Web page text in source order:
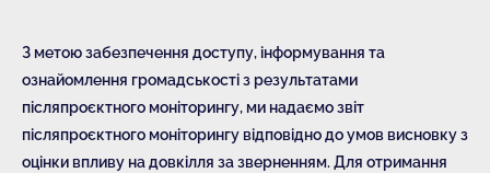
З метою забезпечення доступу, інформування та
ознайомлення громадськості з результатами
післяпроєктного моніторингу, ми надаємо звіт
післяпроєктного моніторингу відповідно до умов висновку з
оцінки впливу на довкілля за зверненням. Для отримання